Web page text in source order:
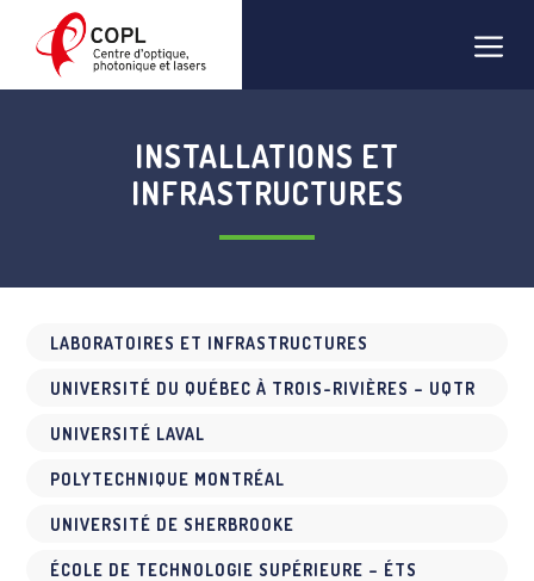
contenu
INSTALLATIONS ET
INFRASTRUCTURES
LABORATOIRES ET INFRASTRUCTURES
UNIVERSITÉ DU QUÉBEC À TROIS-RIVIÈRES – UQTR
UNIVERSITÉ LAVAL
POLYTECHNIQUE MONTRÉAL
UNIVERSITÉ DE SHERBROOKE
ÉCOLE DE TECHNOLOGIE SUPÉRIEURE – ÉTS